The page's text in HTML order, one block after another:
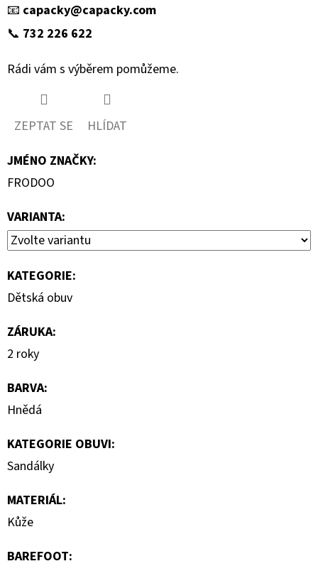
📧 capacky@capacky.com
📞 732 226 622
Rádi vám s výběrem pomůžeme.
ZEPTAT SE
HLÍDAT
JMÉNO ZNAČKY:
FRODOO
VARIANTA:
KATEGORIE:
Dětská obuv
ZÁRUKA:
2 roky
BARVA:
Hnědá
KATEGORIE OBUVI:
Sandálky
MATERIÁL:
Kůže
BAREFOOT: